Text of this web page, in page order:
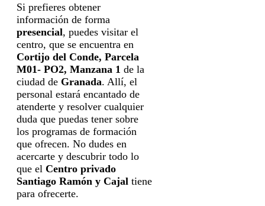
Si prefieres obtener
información de forma
presencial, puedes visitar el
centro, que se encuentra en
Cortijo del Conde, Parcela
M01- PO2, Manzana 1 de la
ciudad de Granada. Allí, el
personal estará encantado de
atenderte y resolver cualquier
duda que puedas tener sobre
los programas de formación
que ofrecen. No dudes en
acercarte y descubrir todo lo
que el Centro privado
Santiago Ramón y Cajal tiene
para ofrecerte.